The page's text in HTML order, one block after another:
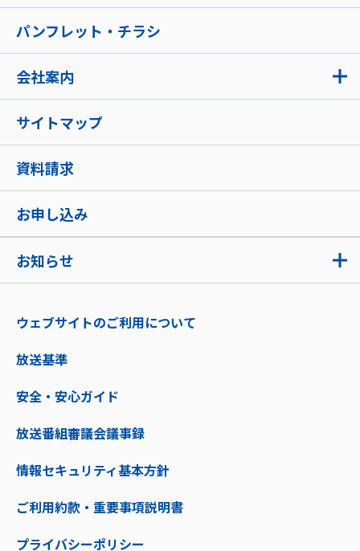
お知らせ
パンフレット・チラシ
会社案内
サイトマップ
資料請求
お申し込み
ウェブサイトのご利用について
放送基準
安全・安心ガイド
放送番組審議会議事録
情報セキュリティ基本方針
ご利用約款・重要事項説明書
プライバシーポリシー